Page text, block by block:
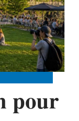
pour